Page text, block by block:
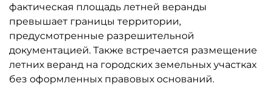
фактическая площадь летней веранды
превышает границы территории,
предусмотренные разрешительной
документацией. Также встречается размещение
летних веранд на городских земельных участках
без оформленных правовых оснований.